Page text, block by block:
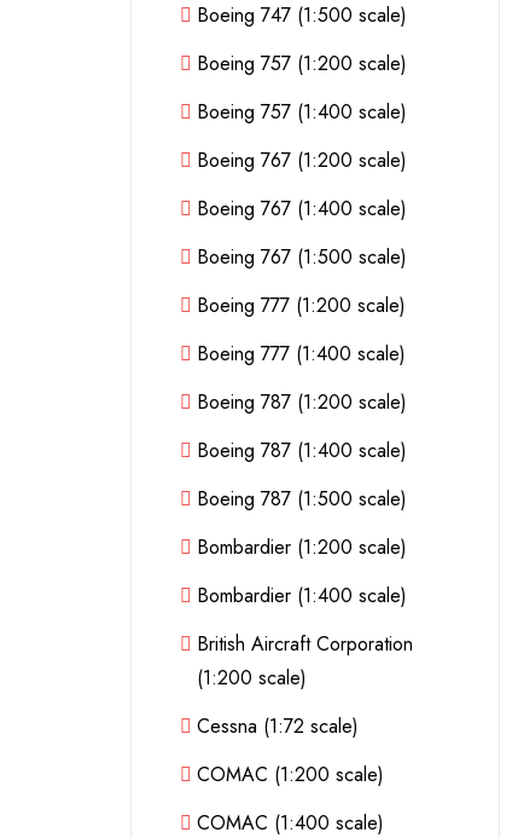
Boeing 747 (1:500 scale)
Boeing 757 (1:200 scale)
Boeing 757 (1:400 scale)
Boeing 767 (1:200 scale)
Boeing 767 (1:400 scale)
Boeing 767 (1:500 scale)
Boeing 777 (1:200 scale)
Boeing 777 (1:400 scale)
Boeing 787 (1:200 scale)
Boeing 787 (1:400 scale)
Boeing 787 (1:500 scale)
Bombardier (1:200 scale)
Bombardier (1:400 scale)
British Aircraft Corporation
(1:200 scale)
Cessna (1:72 scale)
COMAC (1:200 scale)
COMAC (1:400 scale)